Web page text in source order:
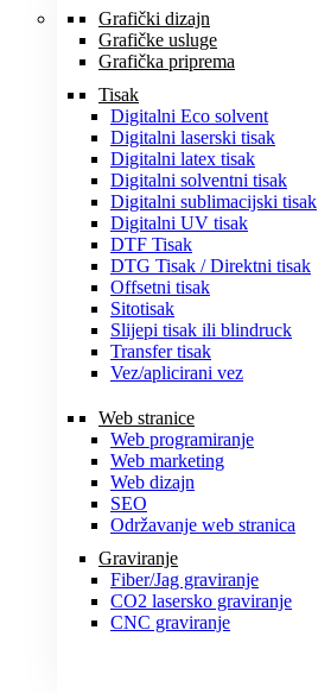
Grafički dizajn
Grafičke usluge
Grafička priprema
Tisak
Digitalni Eco solvent
Digitalni laserski tisak
Digitalni latex tisak
Digitalni solventni tisak
Digitalni sublimacijski tisak
Digitalni UV tisak
DTF Tisak
DTG Tisak / Direktni tisak
Offsetni tisak
Sitotisak
Slijepi tisak ili blindruck
Transfer tisak
Vez/aplicirani vez
Web stranice
Web programiranje
Web marketing
Web dizajn
SEO
Održavanje web stranica
Graviranje
Fiber/Jag graviranje
CO2 lasersko graviranje
CNC graviranje